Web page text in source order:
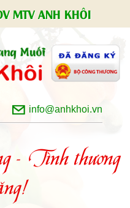
MTV ANH KHÔI
info@anhkhoi.vn
- Tình thương